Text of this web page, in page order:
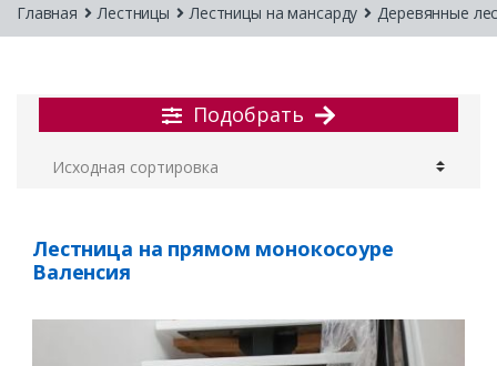
Главная Лестницы Лестницы на мансарду Деревянные
Подобрать
Лестница на прямом монокосоуре
Валенсия